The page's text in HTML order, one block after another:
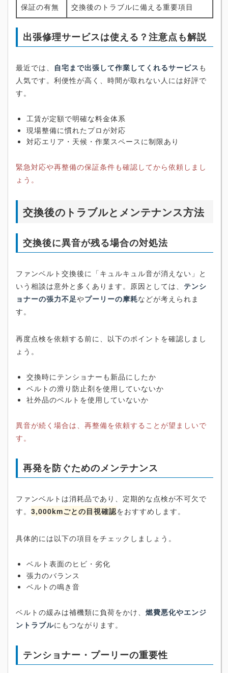
保証の有無 交換後のトラブルに備える重要項目
出張修理サービスは使える？注意点も解説
最近では、 自宅まで出張して作業してくれるサービス も
人気です。利便性が高く、時間が取れない人には好評で
す。
工賃が定額で明確な料金体系
現場整備に慣れたプロが対応
対応エリア・天候・作業スペースに制限あり
緊急対応や再整備の保証条件も確認してから依頼しまし
ょう。
交換後のトラブルとメンテナンス方法
交換後に異音が残る場合の対処法
ファンベルト交換後に「キュルキュル音が消えない」と
いう相談は意外と多くあります。原因としては、 テンシ
ョナーの張力不足やプーリーの摩耗などが考えられま
す。
再度点検を依頼する前に、以下のポイントを確認しまし
ょう。
交換時にテンショナーも新品にしたか
ベルトの滑り防止剤を使用していないか
社外品のベルトを使用していないか
異音が続く場合は、再整備を依頼することが望ましいで
す。
再発を防ぐためのメンテナンス
ファンベルトは消耗品であり、定期的な点検が不可欠で
す。 3,000kmごとの目視確認をおすすめします。
具体的には以下の項目をチェックしましょう。
ベルト表面のヒビ・劣化
張力のバランス
ベルトの鳴き音
ベルトの緩みは補機類に負荷をかけ、 燃費悪化やエンジ
ントラブルにもつながります。
テンショナー・プーリーの重要性